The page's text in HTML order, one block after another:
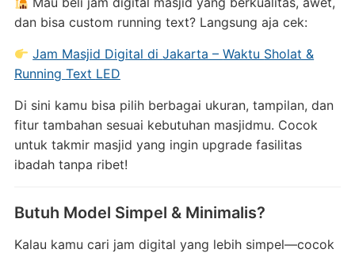
dan bisa custom running text? Langsung aja cek:
Jam Masjid DigitaldiJakarta –Waktu Sholat &
Running Text LED
Di sini kamu bisa pilih berbagai ukuran, tampilan, dan
fitur tambahan sesuai kebutuhan masjidmu. Cocok
untuk takmir masjid yang ingin upgrade fasilitas
ibadah tanpa ribet!
Butuh Model Simpel & Minimalis?
Kalau kamu cari jam digital yang lebih simpel—cocok